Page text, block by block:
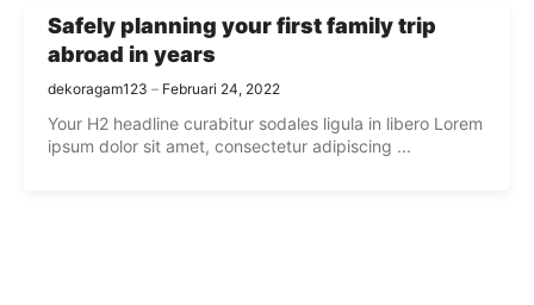
Safely planning your first family trip
abroad in years
dekoragam123 Februari 24, 2022
Your H2 headline curabitur sodales ligula in libero Lorem
ipsum dolor sit amet, consectetur adipiscing ...